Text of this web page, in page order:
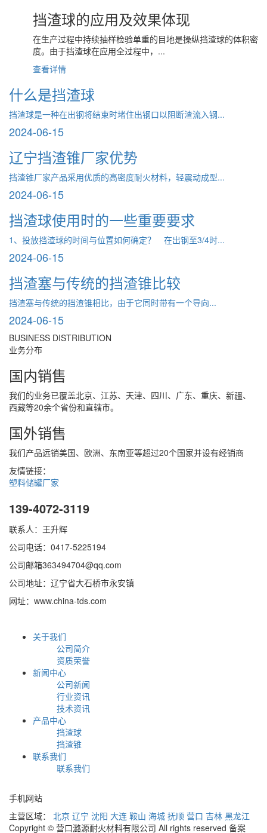
挡渣球的应用及效果体现
在生产过程中持续抽样检验单重的目地是操纵挡渣球的体积密
度。由于挡渣球在应用全过程中，...
查看详情
什么是挡渣球
挡渣球是一种在出钢将结束时堵住出钢口以阻断渣流入钢...
2024-06-15
辽宁挡渣锥厂家优势
挡渣锥厂家产品采用优质的高密度耐火材料，轻震动成型...
2024-06-15
挡渣球使用时的一些重要要求
1、投放挡渣球的时间与位置如何确定？ 在出钢至3/4时...
2024-06-15
挡渣塞与传统的挡渣锥比较
挡渣塞与传统的挡渣锥相比，由于它同时带有一个导向...
2024-06-15
BUSINESS DISTRIBUTION
业务分布
国内销售
我们的业务已覆盖北京、江苏、天津、四川、广东、重庆、新疆、
西藏等20余个省份和直辖市。
国外销售
我们产品远销美国、欧洲、东南亚等超过20个国家并设有经销商
友情链接：
塑料储罐厂家
139-4072-3119
联系人：王升辉
公司电话：0417-5225194
公司邮箱363494704@qq.com
公司地址：辽宁省大石桥市永安镇
网址：www.china-tds.com
关于我们
公司简介
资质荣誉
新闻中心
公司新闻
行业资讯
技术资讯
产品中心
挡渣球
挡渣锥
联系我们
联系我们
手机网站
主营区域： 北京 辽宁 沈阳 大连 鞍山 海城 抚顺 营口 吉林 黑龙江
Copyright © 营口潞源耐火材料有限公司 All rights reserved 备案